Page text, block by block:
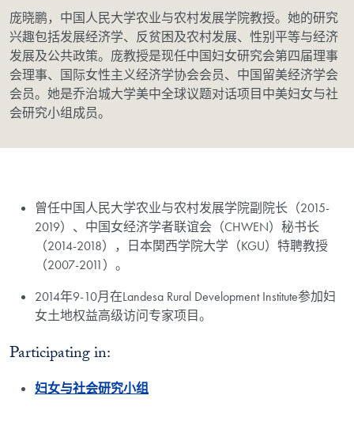
庞晓鹏，中国人民大学农业与农村发展学院教授。她的研究
兴趣包括发展经济学、反贫困及农村发展、性别平等与经济
发展及公共政策。庞教授是现任中国妇女研究会第四届理事
会理事、国际女性主义经济学协会会员、中国留美经济学会
会员。她是乔治城大学美中全球议题对话项目中美妇女与社
会研究小组成员。
曾任中国人民大学农业与农村发展学院副院长（2015-
2019）、中国女经济学者联谊会（CHWEN）秘书长
（2014-2018），日本関西学院大学（KGU）特聘教授
（2007-2011）。
2014年9-10月在Landesa Rural Development Institute参加妇
女土地权益高级访问专家项目。
Participating in:
妇女与社会研究小组